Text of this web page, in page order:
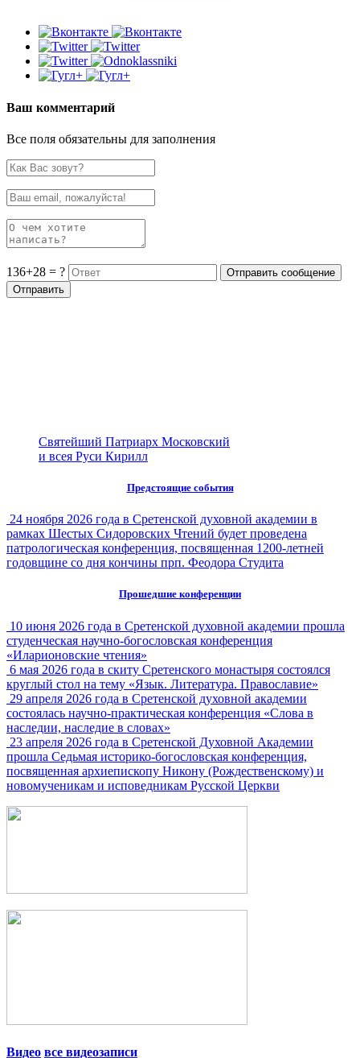
Ваш комментарий
Все поля обязательны для заполнения
136+28 = ?
Святейший Патриарх Московский
и всея Руси Кирилл
Предстоящие события
24 ноября 2026 года в Сретенской духовной академии в
рамках Шестых Сидоровских Чтений будет проведена
патрологическая конференция, посвященная 1200-летней
годовщине со дня кончины прп. Феодора Студита
Прошедшие конференции
10 июня 2026 года в Сретенской духовной академии прошла
студенческая научно-богословская конференция
«Иларионовские чтения»
6 мая 2026 года в скиту Сретенского монастыря состоялся
круглый стол на тему «Язык. Литература. Православие»
29 апреля 2026 года в Сретенской духовной академии
состоялась научно-практическая конференция «Слова в
наследии, наследие в словах»
23 апреля 2026 года в Сретенской Духовной Академии
прошла Седьмая историко-богословская конференция,
посвященная архиепископу Никону (Рождественскому) и
новомученикам и исповедникам Русской Церкви
Видео все видеозаписи